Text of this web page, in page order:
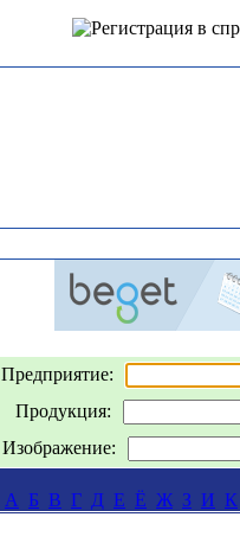
Предприятие:
Продукция:
Изображение:
А Б В Г Д Е Ё Ж З И К